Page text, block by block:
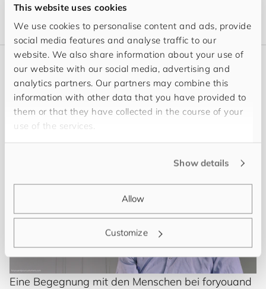
This website uses cookies
We use cookies to personalise content and ads, provide
social media features and analyse traffic to our
website. We also share information about your use of
our website with our social media, advertising and
analytics partners. Our partners may combine this
information with other data that you have provided to
them or that they have collected in the course of your
use of the services.
Show details
Allow
Customize
Leidenschaft nach: dem Orientierungslauf.
Neues
Meine Beiträge
Eine Begegnung mit den Menschen bei foryouand